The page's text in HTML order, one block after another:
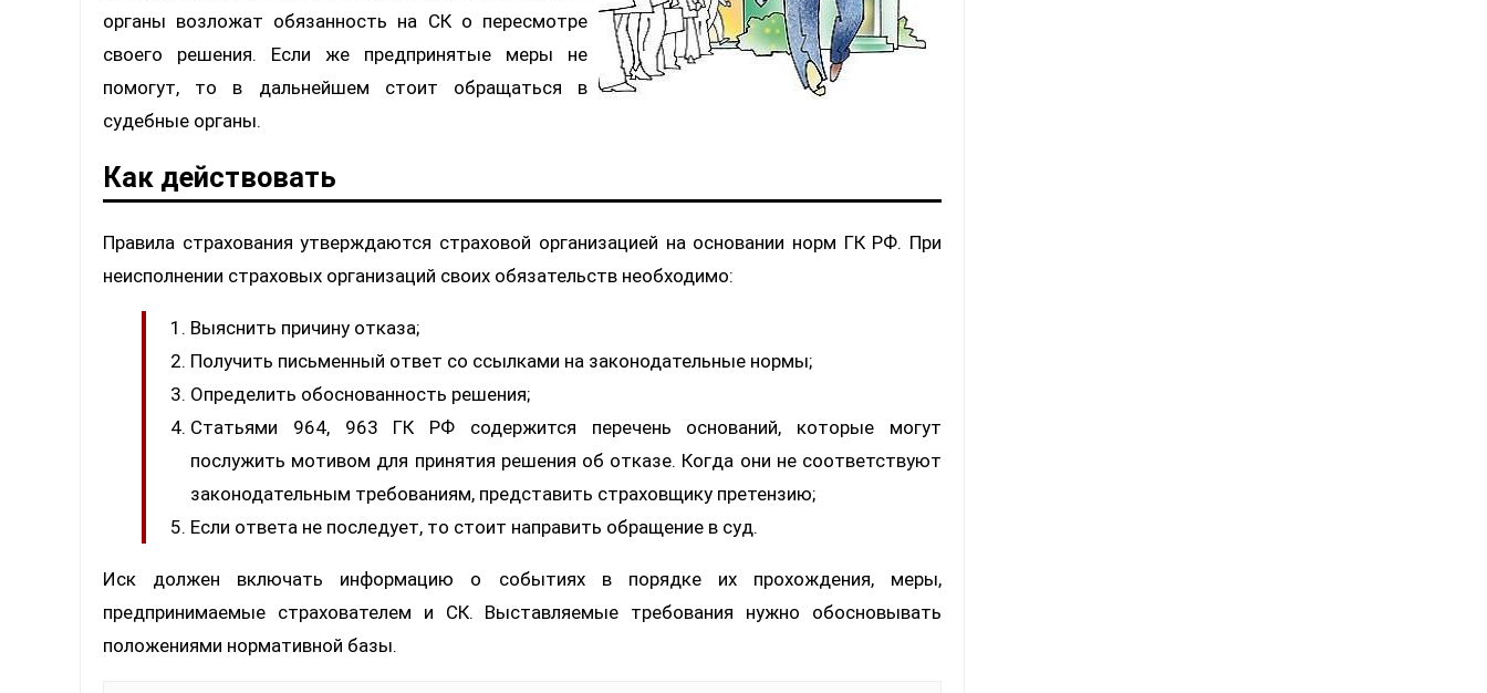
органы возложат обязанность на СК о пересмотре
своего решения. Если же предпринятые меры не
помогут, то в дальнейшем стоит обращаться в
судебные органы.
Как действовать
Правила страхования утверждаются страховой организацией на основании норм ГК РФ. При
неисполнении страховых организаций своих обязательств необходимо:
Выяснить причину отказа;
Получить письменный ответ со ссылками на законодательные нормы;
Определить обоснованность решения;
Статьями 964, 963 ГК РФ содержится перечень оснований, которые могут
послужить мотивом для принятия решения об отказе. Когда они не соответствуют
законодательным требованиям, представить страховщику претензию;
Если ответа не последует, то стоит направить обращение в суд.
Иск должен включать информацию о событиях в порядке их прохождения, меры,
предпринимаемые страхователем и СК. Выставляемые требования нужно обосновывать
положениями нормативной базы.